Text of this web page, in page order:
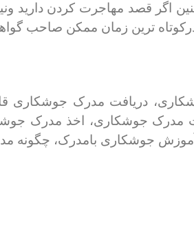
اگر قصد مهاجرت کردن دارید
ترین زمان ممکن صاحب
دریافت مدرک جوشکاری
مدرک جوشکاری، اخذ مدرک
جوشکاری بامدرک، چگونه